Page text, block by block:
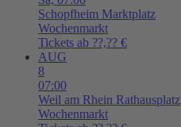
Schopfheim Marktplatz
Wochenmarkt
Tickets ab ??,?? €
AUG
8
07:00
Weil am Rhein Rathausplatz
Wochenmarkt